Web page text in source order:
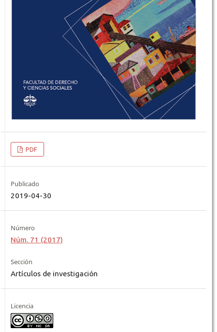
PDF
Publicado
2019-04-30
Número
Núm. 71 (2017)
Sección
Artículos de investigación
Licencia